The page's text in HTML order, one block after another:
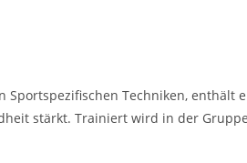
Techniken,
stärkt. Trainiert wird in der